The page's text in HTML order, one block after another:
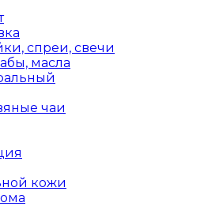
спреи, свечи
масла
чаи
кожи